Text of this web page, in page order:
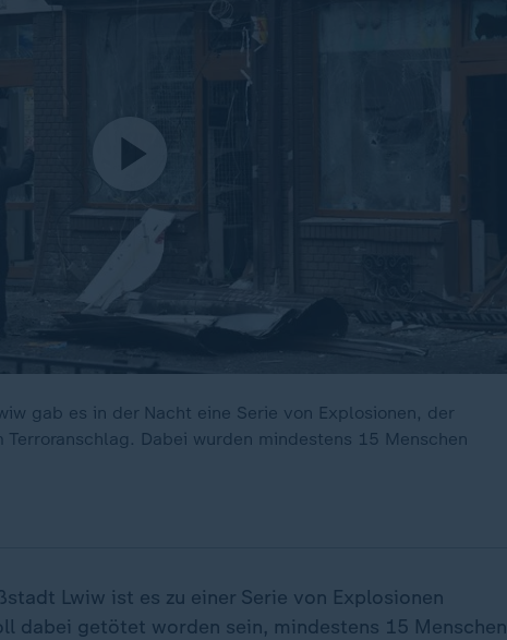
gab es in der Nacht eine Serie von Explosionen, der
Dabei wurden mindestens 15 Menschen
Lwiw ist es zu einer Serie von Explosionen
dabei getötet worden sein, mindestens 15 Menschen